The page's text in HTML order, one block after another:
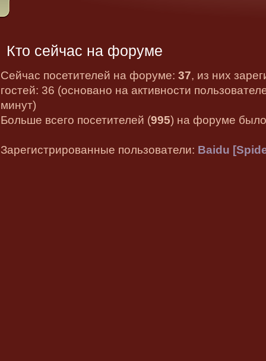
Кто сейчас на форуме
Сейчас посетителей на форуме: 37, из них
гостей: 36 (основано на активности
минут)
Больше всего посетителей (995) на форуме
Зарегистрированные пользователи: Baidu